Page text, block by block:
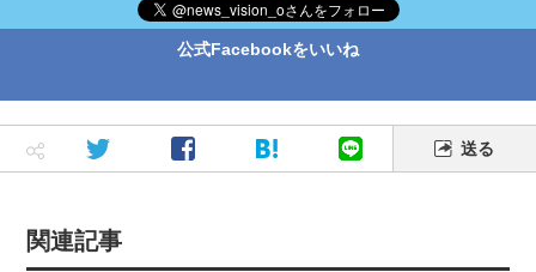
公式Facebookをいいね
送る
関連記事